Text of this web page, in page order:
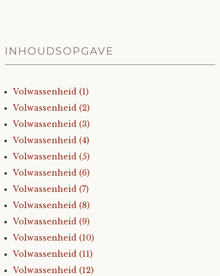
Posities
aube
Bill-A-Cook
Clarity
Diderod
Fioontje
Gralin
Verhalen van Anne en Bill
Bill
INHOUDSOPGAVE
Volwassenheid (1)
Volwassenheid (2)
Volwassenheid (3)
Volwassenheid (4)
Volwassenheid (5)
Volwassenheid (6)
Volwassenheid (7)
Volwassenheid (8)
Volwassenheid (9)
Volwassenheid (10)
Volwassenheid (11)
Volwassenheid (12)